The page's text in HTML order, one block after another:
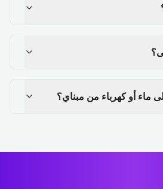
ماء أو كهرباء من مبناي؟